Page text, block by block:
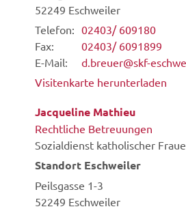
52249 Eschweiler
Telefon: 02403/ 609180
Fax:
02403/ 6091899
E-Mail:
d.breuer@skf-
Visitenkarte herunterladen
Jacqueline Mathieu
Rechtliche Betreuungen
Sozialdienst katholischer
Standort Eschweiler
Peilsgasse 1-3
52249 Eschweiler